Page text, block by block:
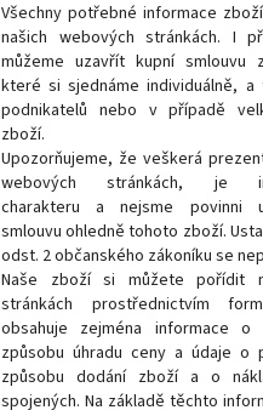
Všechny potřebné informace
našich webových stránkách. I
můžeme uzavřít kupní smlouvu
které si sjednáme individuálně, a
podnikatelů nebo v případě
zboží.
Upozorňujeme, že veškerá
webových stránkách, je
charakteru a nejsme povinni
smlouvu ohledně tohoto zboží.
odst. 2 občanského zákoníku se
Naše zboží si můžete pořídit
stránkách prostřednictvím
obsahuje zejména informace o
způsobu úhradu ceny a údaje o
způsobu dodání zboží a o
spojených. Na základě těchto